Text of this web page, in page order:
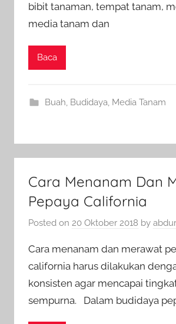
bibit tanaman, tempat tanam,
media tanam dan
Baca
Buah Budidaya Media Tanam
Cara Menanam Dan
Pepaya California
Posted on 20 Oktober 2018 by
Cara menanam dan merawat
california harus dilakukan
konsisten agar mencapai
sempurna. Dalam budidaya